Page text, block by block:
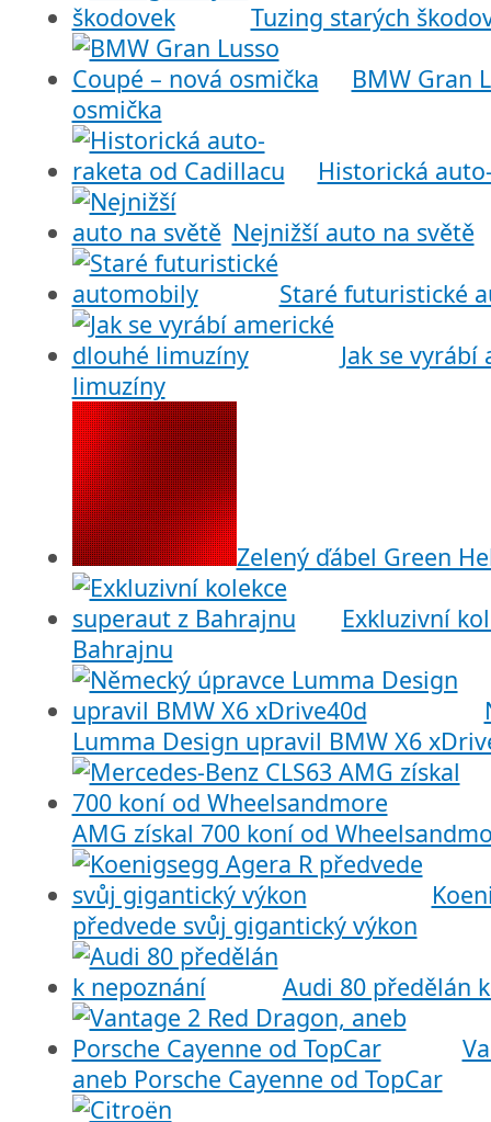
Tuzing starých
BMW Gran
osmička
Historická
Nejnižší auto na světě
Staré futuristické
Jak se
limuzíny
Zelený ďábel Green
Exkluzivní
Bahrajnu
Lumma Design upravil BMW X6
AMG získal 700 koní od
předvede svůj gigantický výkon
Audi 80 předělán
aneb Porsche Cayenne od TopCar